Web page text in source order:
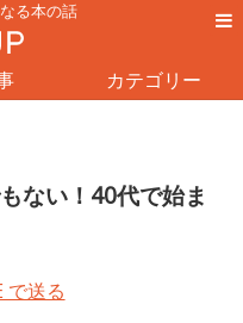
る本の話
カテゴリー
ない！40代で始ま